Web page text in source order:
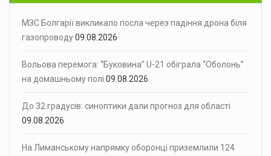
МЗС Болгарії викликало посла через падіння дрона біля
газопроводу09.08.2026
Вольова перемога: “Буковина” U-21 обіграла “Оболонь”
на домашньому полі 09.08.2026
До 32 градусів: синоптики дали прогноз для області
09.08.2026
На Лиманському напрямку оборонці приземлили 124